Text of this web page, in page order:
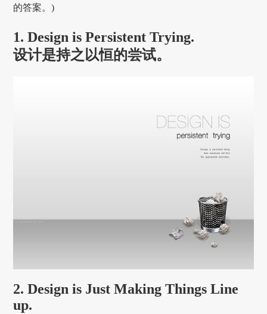
的答案。)
1. Design is Persistent Trying.
设计是持之以恒的尝试。
2. Design is Just Making Things Line
up.